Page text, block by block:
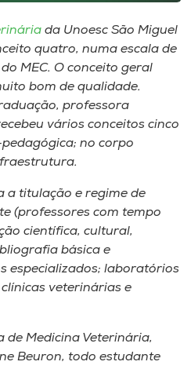
da Unoesc São Miguel
quatro, numa escala de
MEC. O conceito geral
bom de qualidade.
professora
vários conceitos cinco
no corpo
a titulação e regime de
(professores com tempo
científica, cultural,
básica e
especializados; laboratórios
veterinárias e
de Medicina Veterinária,
Beuron, todo estudante